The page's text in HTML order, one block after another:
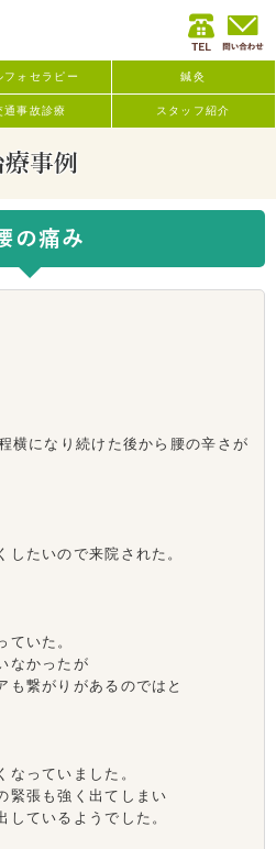
フォセラピー 鍼灸
通事故診療 スタッフ紹介
療事例
の痛み
横になり続けた後から腰の辛さが
たいので来院された。
ていた。
なかったが
も繋がりがあるのではと
なっていました。
緊張も強く出てしまい
しているようでした。